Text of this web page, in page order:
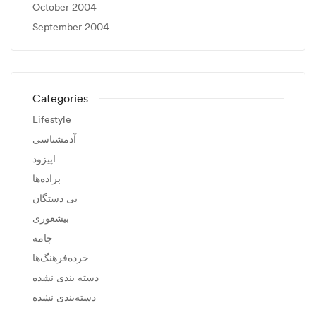
October 2004
September 2004
Categories
Lifestyle
آدمشناسی
اپیزود
براده‌ها
بی دستگان
بیشعوری
چامه
خرده‌فرهنگ‌ها
دسته بندی نشده
دسته‌بندی نشده